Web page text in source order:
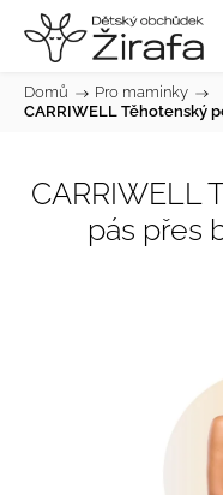
Domů / Pro maminky /
CARRIWELL Těhotenský
CARRIWELL
pás přes